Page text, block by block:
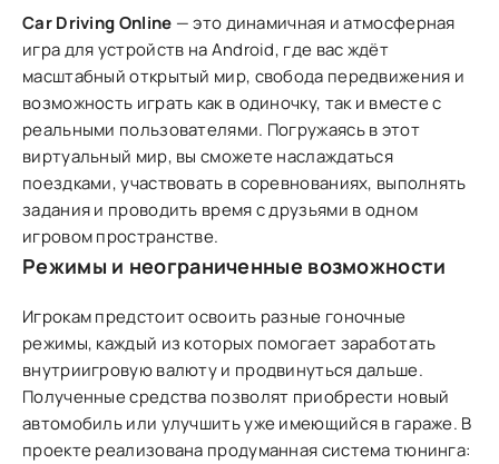
Car Driving Online — это динамичная и атмосферная
игра для устройств на Android, где вас ждёт
масштабный открытый мир, свобода передвижения и
возможность играть как в одиночку, так и вместе с
реальными пользователями. Погружаясь в этот
виртуальный мир, вы сможете наслаждаться
поездками, участвовать в соревнованиях, выполнять
задания и проводить время с друзьями в одном
игровом пространстве.
Режимы и неограниченные возможности
Игрокам предстоит освоить разные гоночные
режимы, каждый из которых помогает заработать
внутриигровую валюту и продвинуться дальше.
Полученные средства позволят приобрести новый
автомобиль или улучшить уже имеющийся в гараже. В
проекте реализована продуманная система тюнинга: